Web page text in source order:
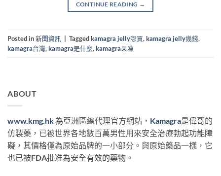
CONTINUE READING →
Posted in新聞資訊 | Taggedkamagra jelly哪買,kamagra jelly幾錢,
kamagra台灣,kamagra是什麼,kamagra果凍
ABOUT
www.kmg.hk為亞洲區總代理官方網站， Kamagra是偉哥的
仿製藥，已被世界各地數百萬男性用來安全治療勃起功能障
礙，其價格僅為原始品牌的一小部分。與原始藥品一樣，它
也已被FDA批准為安全有效的藥物。